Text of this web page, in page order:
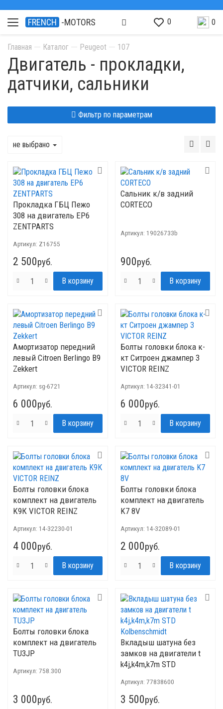
FRENCH -MOTORS 0 0
Главная Каталог Peugeot 107
Двигатель - прокладки,
датчики, сальники
Фильтр по параметрам
не выбрано
Прокладка ГБЦ Пежо
308 на двигатель EP6
ZENTPARTS
Артикул: Z16755
2 500руб.
Cальник к/в задний
CORTECO
Артикул: 19026733b
900руб.
Амортизатор передний
левый Citroen Berlingo B9
Zekkert
Артикул: sg-6721
6 000руб.
Болты головки блока к-
кт Ситроен джампер 3
VICTOR REINZ
Артикул: 14-32341-01
6 000руб.
Болты головки блока
комплект на двигатель
K9К VICTOR REINZ
Артикул: 14-32230-01
4 000руб.
Болты головки блока
комплект на двигатель
K7 8V
Артикул: 14-32089-01
2 000руб.
Болты головки блока
комплект на двигатель
TU3JP
Артикул: 758.300
3 000руб.
Вкладыш шатуна без
замков на двигатели t
k4j,k4m,k7m STD
Артикул: 77838600
3 500руб.